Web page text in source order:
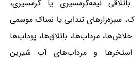
نیمه‌گرمسیری یا گرمسیری،
تندابی یا نمناک موسمی
مرداب‌ها، باتلاق‌ها، پوداب‌ها
استخرها و مرداب‌های آب شیرین